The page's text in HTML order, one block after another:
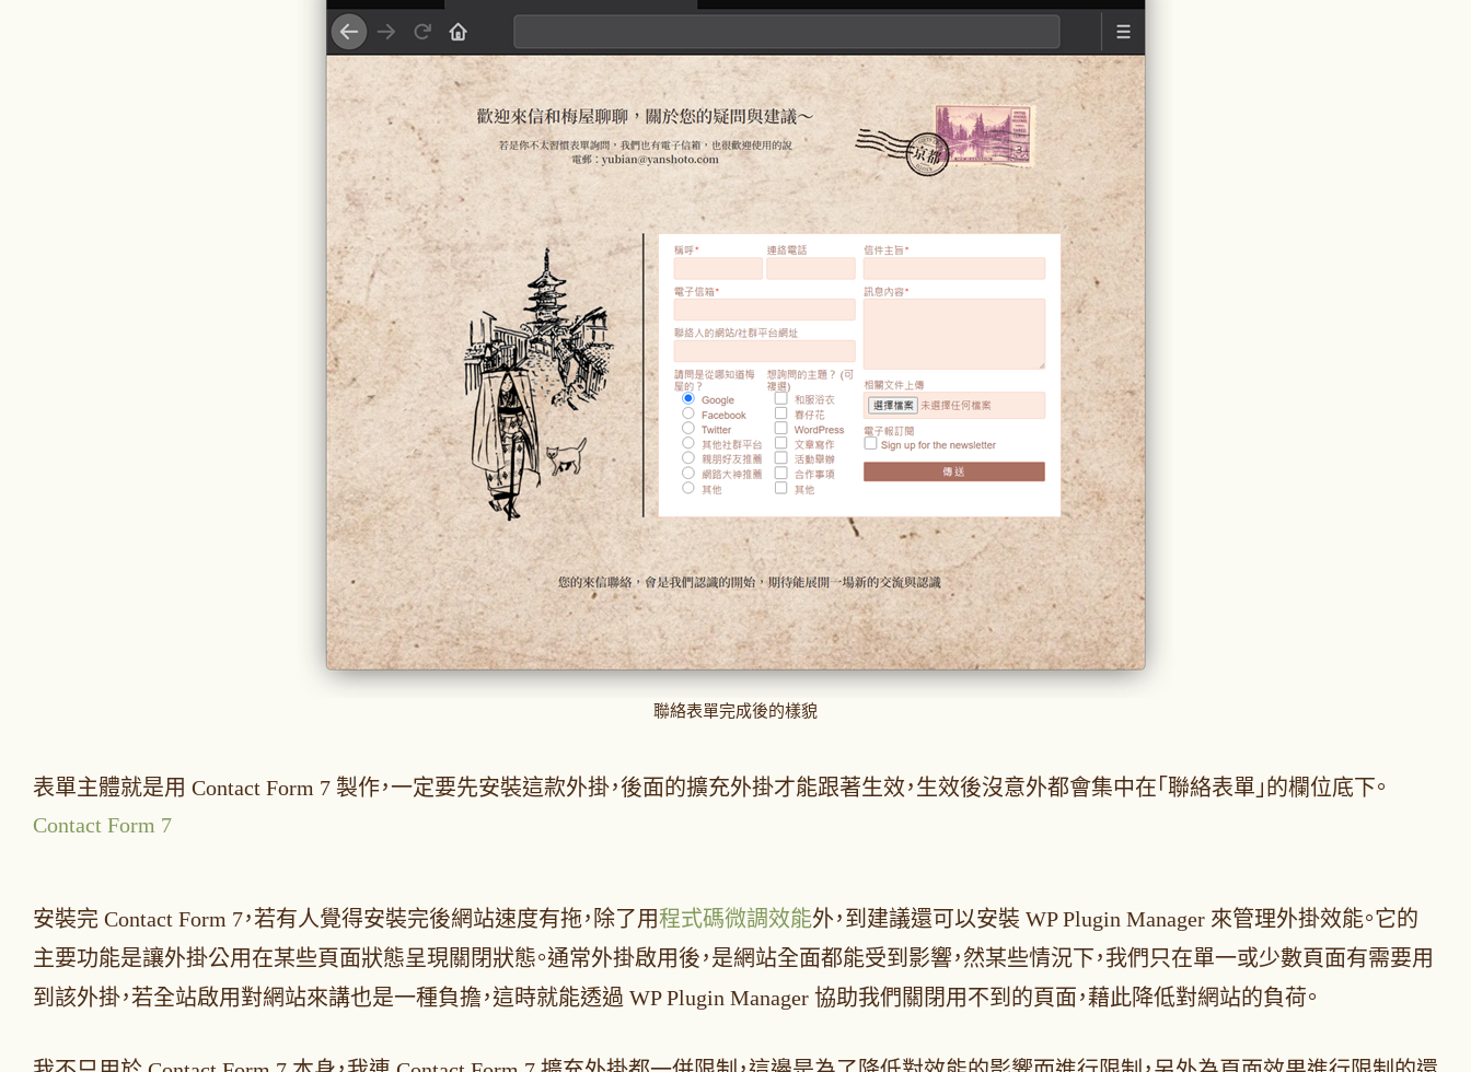
聯絡表單完成後的樣貌
表單主體就是用 Contact Form 7 製作，一定要先安裝這款外掛，後面的擴充外掛才能跟著生效，生效後沒意外都會集中在「聯絡表單」的欄位底下。
Contact Form 7
安裝完 Contact Form 7，若有人覺得安裝完後網站速度有拖，除了用程式碼微調效能外，到建議還可以安裝 WP Plugin Manager 來管理外掛效能。它的
主要功能是讓外掛公用在某些頁面狀態呈現關閉狀態。通常外掛啟用後，是網站全面都能受到影響，然某些情況下，我們只在單一或少數頁面有需要用
到該外掛，若全站啟用對網站來講也是一種負擔，這時就能透過 WP Plugin Manager 協助我們關閉用不到的頁面，藉此降低對網站的負荷。